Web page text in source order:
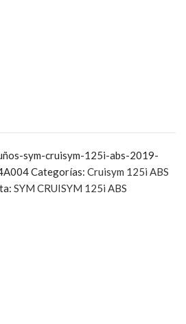
sym-cruisym-125i-abs-2019-
Categorías: Cruisym 125i ABS
SYM CRUISYM 125i ABS